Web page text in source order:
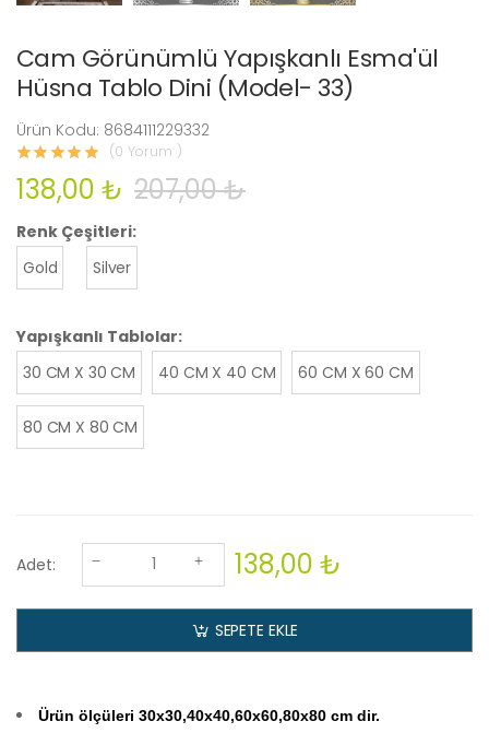
Cam Görünümlü Yapışkanlı Esma'ül
Hüsna Tablo Dini (Model- 33)
Ürün Kodu: 8684111229332
(0 Yorum )
138,00 ₺ 207,00 ₺
Renk Çeşitleri:
Gold
Silver
Yapışkanlı Tablolar:
30 CM X 30 CM
40 CM X 40 CM 60 CM X 60 CM
80 CM X 80 CM
Adet: 138,00 ₺
SEPETE EKLE
Ürün ölçüleri 30x30,40x40,60x60,80x80 cm dir.